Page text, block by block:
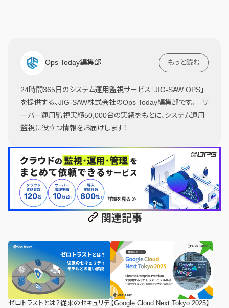
Ops Today編集部 もっと読む
24時間365日のシステム運用監視サービス「JIG-SAW OPS」
を提供する、JIG-SAW株式会社のOps Today編集部です。 サ
ーバー運用監視実績50,000台の実績をもとに、システム運用
監視に役立つ情報をお届けします！
関連記事
ゼロトラストとは？従来のセキュリテ 【Google Cloud Next Tokyo 2025】